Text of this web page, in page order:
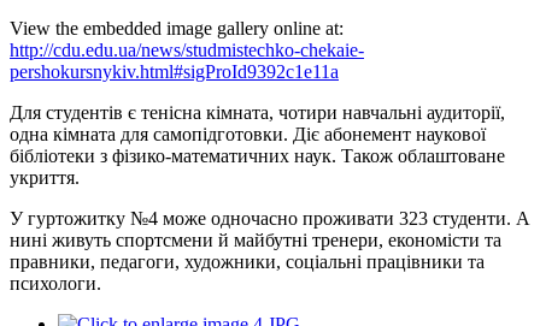
View the embedded image gallery online at:
http://cdu.edu.ua/news/studmistechko-chekaie-
pershokursnykiv.html#sigProId9392c1e11a
Для студентів є тенісна кімната, чотири навчальні аудиторії,
одна кімната для самопідготовки. Діє абонемент наукової
бібліотеки з фізико-математичних наук. Також облаштоване
укриття.
У гуртожитку №4 може одночасно проживати 323 студенти. А
нині живуть спортсмени й майбутні тренери, економісти та
правники, педагоги, художники, соціальні працівники та
психологи.